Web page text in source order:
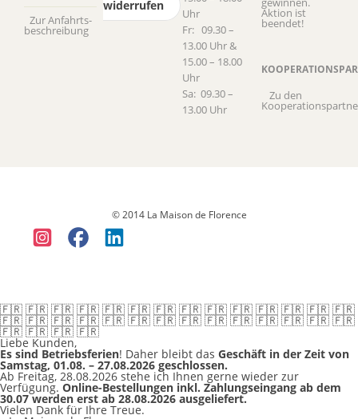
Zur Anfahrts­
beschreibung
widerrufen
Uhr
Fr: 09.30 –
13.00 Uhr &
15.00 – 18.00
Uhr
Sa: 09.30 –
13.00 Uhr
Aktion ist
beendet!
Zu den
© 2014 La Maison de Florence
🇫🇷 🇫🇷 🇫🇷 🇫🇷 🇫🇷 🇫🇷 🇫🇷 🇫🇷 🇫🇷 🇫🇷 🇫🇷 🇫🇷 🇫🇷 🇫🇷
🇫🇷 🇫🇷 🇫🇷 🇫🇷 🇫🇷 🇫🇷 🇫🇷 🇫🇷 🇫🇷 🇫🇷 🇫🇷 🇫🇷 🇫🇷 🇫🇷
🇫🇷 🇫🇷 🇫🇷 🇫🇷
Liebe Kunden,
Es sind Betriebsferien! Daher bleibt das Geschäft in der Zeit von
Samstag, 01.08. – 27.08.2026 geschlossen.
Ab Freitag, 28.08.2026 stehe ich Ihnen gerne wieder zur
Verfügung. Online-Bestellungen inkl. Zahlungseingang ab dem
30.07 werden erst ab 28.08.2026 ausgeliefert.
Vielen Dank für Ihre Treue.